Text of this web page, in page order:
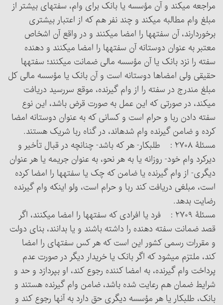
مراجعه می‏کند و آن مؤسسه یا بانک برای وام، سفته‏ای بیشتر از
مبلغ وام مطالبه می‏کند و چند نفر هم که از اعتبار بیشتری
برخوردارند، آن سفته‏ها را امضا می‏کنند و در واقع آن اشخاص
معتبر به عنوان دوستانه آن سفته‏ها را امضا می‏کنند و دهنده
سفته را نزد بانک یا آن مؤسسه مالی ضمانت می‏کنند؛ سفته‏ها
حقیقی ولی امضاها دوستانه است و آن بانک یا مؤسسه مالی کل
مبلغ مندرج در سفته را از وام گیرنده، موقع سررسید دریافت
می‏کند، در صورتی که این عمل به صورت قرض باشد، این نوع
سفته دادن ربا و حرام است و کسانی که به عنوان دوستانه امضا
کرده و ضامن گیرنده وام شده‏اند، در گناه ربا شریک هستند.
مسئلۀ ۲۷۰۸ : طلبکار- هر که باشد- چنانچه در قبال تأخیر و
دیرکرد وام خود- روزانه یا به هر نحو، به عنوان جریمه یا هر عنوان
دیگری- از وام گیرنده یا ضامن که چک یا سفته‏ها را امضا کرده
است، مبلغی دریافت کند ربا و حرام است، ولو اینکه وام گیرنده
رضایت بدهد.
مسئلۀ ۲۷۰۹ : فرد یا افرادی که سفته‏ها را امضا می‏کنند، اگر
قصد ضمانت سفته دهنده را داشته باشند و یا بدانند، بنای دولت
و مقررات رسمی کشور این است که هر کس سفته‏ای را امضا
کند، ملتزم می‏شود که اگر بانک یا خریدار دیگر در صورت عدم
پرداخت وام گیرنده، به امضا کننده رجوع کند، او بپردازد و حد و
شرایط ضمان هم رعایت شده باشد، ضامن وام گیرنده هستند و
بانک، طلبکار یا هر مؤسسه دیگری حق دارد به آنها رجوع کند و